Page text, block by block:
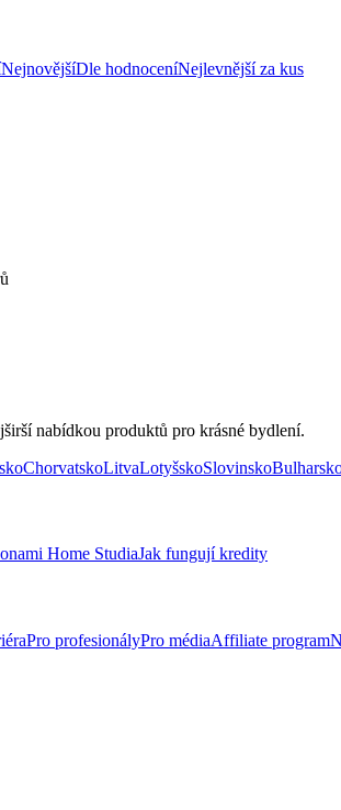
NejnovějšíDle hodnoceníNejlevnější za kus
nabídkou produktů pro krásné bydlení.
ChorvatskoLitvaLotyšskoSlovinsko
Home StudiaJak fungují kredity
Pro profesionályPro médiaAffiliate program